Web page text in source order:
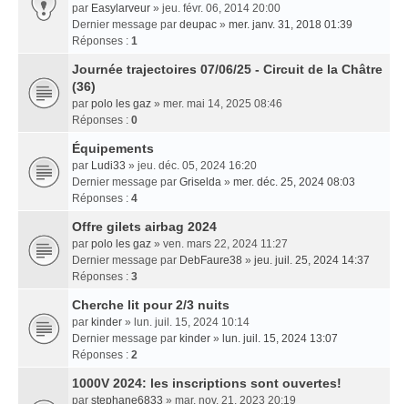
par Easylarveur » jeu. févr. 06, 2014 20:00
Dernier message par deupac » mer. janv. 31, 2018 01:39
Réponses : 1
Journée trajectoires 07/06/25 - Circuit de la Châtre
(36)
par polo les gaz » mer. mai 14, 2025 08:46
Réponses : 0
Équipements
par Ludi33 » jeu. déc. 05, 2024 16:20
Dernier message par Griselda » mer. déc. 25, 2024 08:03
Réponses : 4
Offre gilets airbag 2024
par polo les gaz » ven. mars 22, 2024 11:27
Dernier message par DebFaure38 » jeu. juil. 25, 2024 14:37
Réponses : 3
Cherche lit pour 2/3 nuits
par kinder » lun. juil. 15, 2024 10:14
Dernier message par kinder » lun. juil. 15, 2024 13:07
Réponses : 2
1000V 2024: les inscriptions sont ouvertes!
par stephane6833 » mar. nov. 21, 2023 20:19